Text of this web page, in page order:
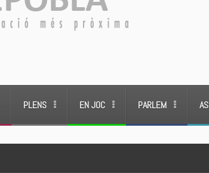
PLENS EN JOC PARLEM